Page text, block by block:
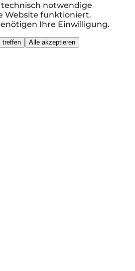
notwendige
Website funktioniert.
Ihre Einwilligung.
treffen Alle akzeptieren